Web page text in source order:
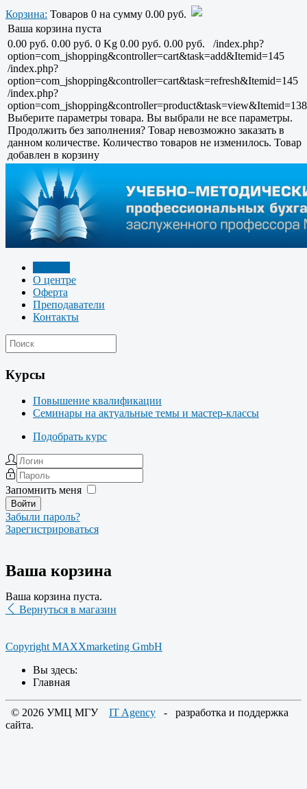
Корзина: Товаров 0 на сумму 0.00 руб.
Ваша корзина пуста
0.00 руб. 0.00 руб. 0 Kg 0.00 руб. 0.00 руб.
/index.php?
option=com_jshopping&controller=cart&task=add&Itemid=145
/index.php?
option=com_jshopping&controller=cart&task=refresh&Itemid=145
/index.php?
option=com_jshopping&controller=product&task=view&Itemid=138
Выберите параметры товара. Вы выбрали не все параметры.
Продолжить без заполнения? Товар невозможно заказать в
данном количестве. Количество товаров не изменилось. Товар
добавлен в корзину
О центре
Оферта
Преподаватели
Контакты
Курсы
Повышение квалификации
Семинары на актуальные темы и мастер-классы
Подобрать курс
Запомнить меня
Забыли пароль?
Зарегистрироваться
Ваша корзина
Ваша корзина пуста.
Вернуться в магазин
Copyright MAXXmarketing GmbH
Вы здесь:
Главная
© 2026 УМЦ МГУ IT Agency - разработка и поддержка
сайта.